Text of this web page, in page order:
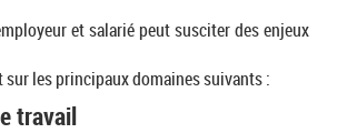
et salarié peut susciter des enjeux
sur les principaux domaines suivants :
travail